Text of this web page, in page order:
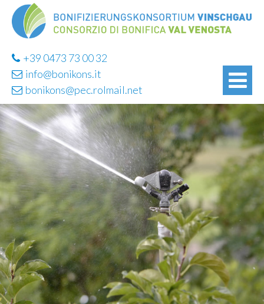
+39 0473 73 00 32
info@bonikons.it
bonikons@pec.rolmail.net